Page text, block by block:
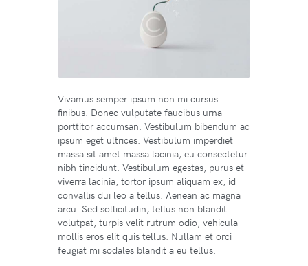
Vivamus semper ipsum non mi cursus
finibus. Donec vulputate faucibus urna
porttitor accumsan. Vestibulum bibendum ac
ipsum eget ultrices. Vestibulum imperdiet
massa sit amet massa lacinia, eu consectetur
nibh tincidunt. Vestibulum egestas, purus et
viverra lacinia, tortor ipsum aliquam ex, id
convallis dui leo a tellus. Aenean ac magna
arcu. Sed sollicitudin, tellus non blandit
volutpat, turpis velit rutrum odio, vehicula
mollis eros elit quis tellus. Nullam et orci
feugiat mi sodales blandit a eu tellus.